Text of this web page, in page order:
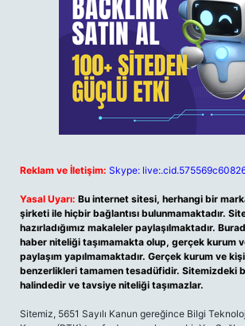
Reklam ve İletişim: Skype:
Yasal Uyarı: Bu internet sitesi, herhangi bir
şirketi ile hiçbir bağlantısı bulunmamaktadır.
hazırladığımız makaleler paylaşılmaktadır.
haber niteliği taşımamakta olup, gerçek kurum
paylaşım yapılmamaktadır. Gerçek kurum ve
benzerlikleri tamamen tesadüfidir. Sitemizdeki
halindedir ve tavsiye niteliği taşımazlar.
Sitemiz, 5651 Sayılı Kanun gereğince Bilgi